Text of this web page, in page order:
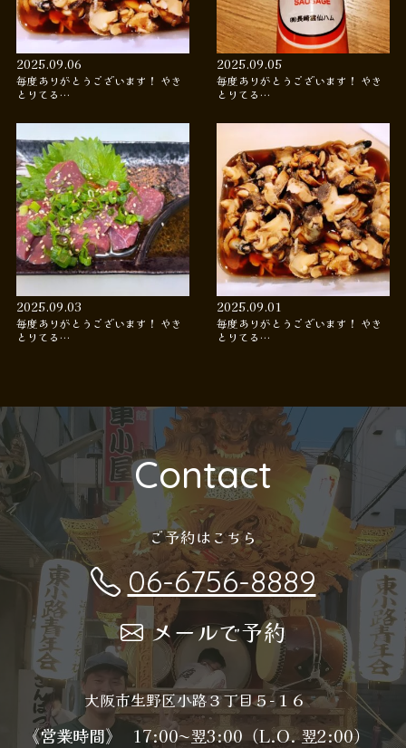
2025.09.06
毎度ありがとうございます！ やき
とりてる…
2025.09.05
毎度ありがとうございます！ やき
とりてる…
2025.09.03
毎度ありがとうございます！ やき
とりてる…
2025.09.01
毎度ありがとうございます！ やき
とりてる…
Contact
ご予約はこちら
06-6756-8889
メールで予約
大阪市生野区小路３丁目５−１６
《営業時間》 17:00〜翌3:00（L.O. 翌2:00）